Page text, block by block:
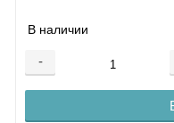
В наличии
-